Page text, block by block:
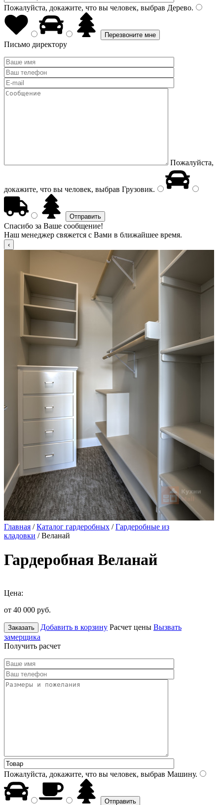
Пожалуйста, докажите, что вы человек, выбрав Дерево.
Письмо директору
Пожалуйста,
докажите, что вы человек, выбрав Грузовик.
Спасибо за Ваше сообщение!
Наш менеджер свяжется с Вами в ближайшее время.
Главная /Каталог гардеробных /Гардеробные из
кладовки / Веланай
Гардеробная Веланай
Цена:
от 40 000 руб.
Заказать Добавить в корзину Расчет цены Вызвать
замерщика
Получить расчет
Пожалуйста, докажите, что вы человек, выбрав Машину.